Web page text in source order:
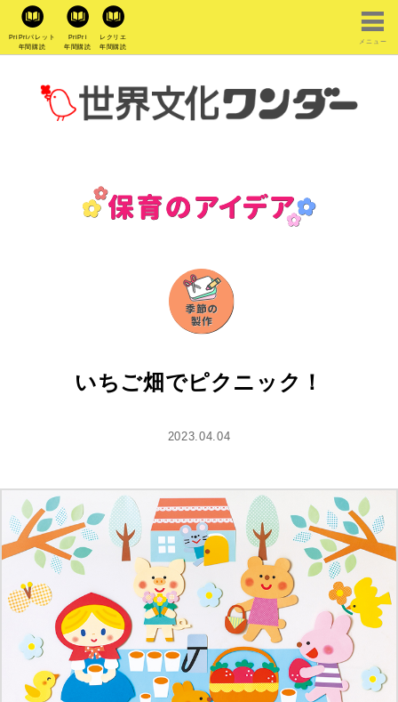
PriPriパレット
年間購読
PriPri
年間購読
レクリエ
年間購読
メニュー
いちご畑でピクニック！
2023.04.04